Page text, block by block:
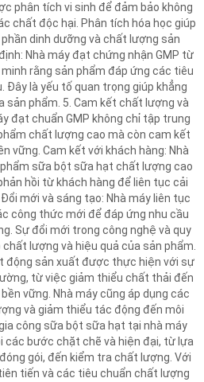
phân tích vi sinh để đảm bảo không
chất độc hại. Phân tích hóa học giúp
dinh dưỡng và chất lượng sản
Nhà máy đạt chứng nhận GMP từ
rằng sản phẩm đáp ứng các tiêu
là yếu tố quan trọng giúp khẳng
sản phẩm. 5. Cam kết chất lượng và
đạt chuẩn GMP không chỉ tập trung
chất lượng cao mà còn cam kết
vững. Cam kết với khách hàng: Nhà
sữa bột sữa hạt chất lượng cao
hồi từ khách hàng để liên tục cải
mới và sáng tạo: Nhà máy liên tục
công thức mới để đáp ứng nhu cầu
Sự đổi mới trong công nghệ và quy
lượng và hiệu quả của sản phẩm.
động sản xuất được thực hiện với sự
từ việc giảm thiểu chất thải đến
vững. Nhà máy cũng áp dụng các
và giảm thiểu tác động đến môi
công sữa bột sữa hạt tại nhà máy
các bước chặt chẽ và hiện đại, từ lựa
gói, đến kiểm tra chất lượng. Với
tiến và các tiêu chuẩn chất lượng